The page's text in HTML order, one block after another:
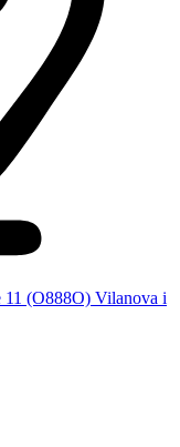
11 (O888O) Vilanova i